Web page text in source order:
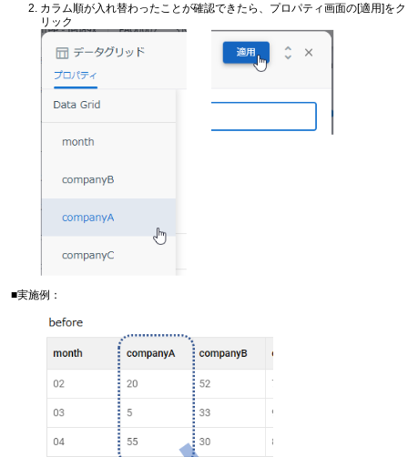
カラム順が入れ替わったことが確認できたら、プロパティ画面の[適用]をク
リック
■実施例：